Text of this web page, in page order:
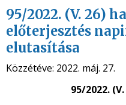
95/2022. (V. 26)
előterjesztés
elutasítása
Közzétéve: 2022. máj. 27.
95/2022.